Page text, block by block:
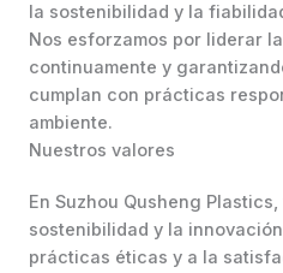
la sostenibilidad y la
Nos esforzamos por liderar
continuamente y
cumplan con prácticas
ambiente.
Nuestros valores
En Suzhou Qusheng
sostenibilidad y la
prácticas éticas y a la